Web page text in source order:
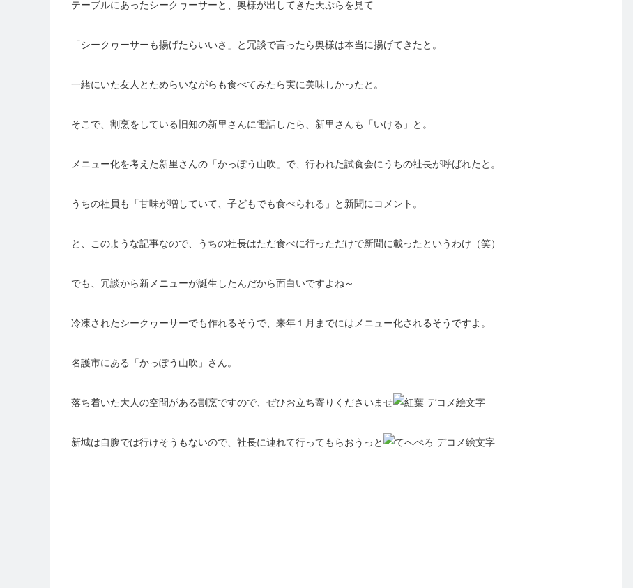
テーブルにあったシークヮーサーと、奥様が出してきた天ぷらを見て
「シークヮーサーも揚げたらいいさ」と冗談で言ったら奥様は本当に揚げてきたと。
一緒にいた友人とためらいながらも食べてみたら実に美味しかったと。
そこで、割烹をしている旧知の新里さんに電話したら、新里さんも「いける」と。
メニュー化を考えた新里さんの「かっぽう山吹」で、行われた試食会にうちの社長が呼ばれたと。
うちの社員も「甘味が増していて、子どもでも食べられる」と新聞にコメント。
と、このような記事なので、うちの社長はただ食べに行っただけで新聞に載ったというわけ（笑）
でも、冗談から新メニューが誕生したんだから面白いですよね～
冷凍されたシークヮーサーでも作れるそうで、来年１月までにはメニュー化されるそうですよ。
名護市にある「かっぽう山吹」さん。
落ち着いた大人の空間がある割烹ですので、ぜひお立ち寄りくださいませ
新城は自腹では行けそうもないので、社長に連れて行ってもらおうっと